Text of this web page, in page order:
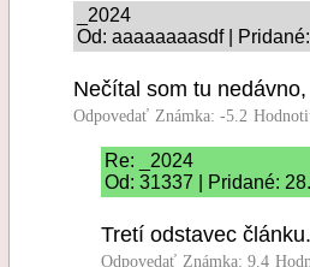
_2024
Od: aaaaaaaasdf |
Nečítal som tu
Odpovedať Známka: -5.2
Re: _2024
Od: 31337 | Pridané:
Tretí odstavec článku.
Odpovedať Známka: 9.4